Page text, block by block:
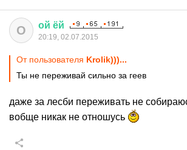
О ой ёй
20:19, 02.07.2015
От пользователя Krolik)))...
Ты не переживай сильно за геев
даже за лесби переживать не
вобще никак не отношусь